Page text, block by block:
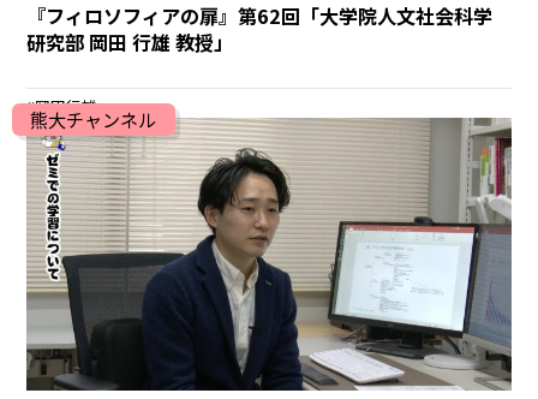
『フィロソフィアの扉』第62回「大学院人文社会科学
研究部 岡田 行雄 教授」
岡田行雄
熊大チャンネル